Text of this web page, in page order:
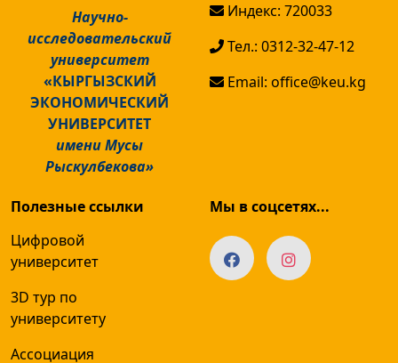
Научно-
исследовательский
университет
«КЫРГЫЗСКИЙ
ЭКОНОМИЧЕСКИЙ
УНИВЕРСИТЕТ
имени Мусы
Рыскулбекова»
Индекс: 720033
Тел.: 0312-32-47-12
Email: office@keu.kg
Полезные ссылки
Цифровой
университет
3D тур по
университету
Ассоциация
Мы в соцсетях...